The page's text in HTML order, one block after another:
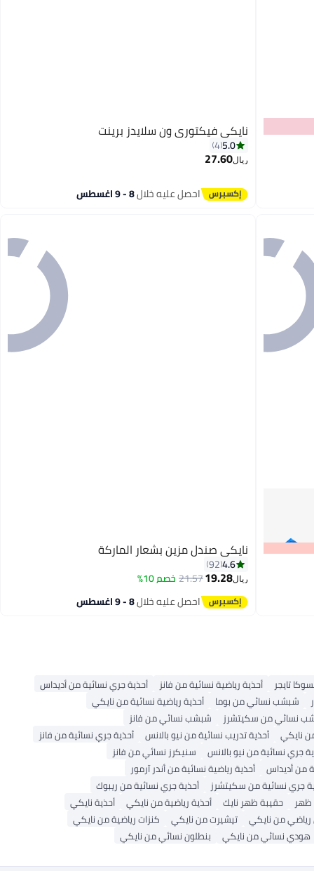
نايكي فيكتوري ون سلايدز برينت
5.0
4
ريال27.60
احصل عليه خلال8 - 9 اغسطس
4
نايكي صندل مزين بشعار الماركة
4.6
92
ريال19.28
21.57 خصم 10%
احصل عليه خلال8 - 9 اغسطس
تايجر أحذية رياضية نسائية من فانز
أحذية جري نسائية من أديداس
شبشب نسائي من بوما
أحذية رياضية نسائية من نايكي
نسائي من سكيتشرز
شبشب نسائي من فانز
نايكي أحذية تدريب نسائية من نيو بالانس
أحذية جري نسائية من فانز
جري نسائية من نيو بالانس
سنيكرز نسائي من فانز
من أديداس
أحذية رياضية نسائية من أندر آرمور
جري نسائية من سكيتشرز
أحذية جري نسائية من ريبوك
ظهر حقيبة ظهر نايك أحذية رياضية من نايكي
أحذية نايكي
رياضي من نايكي تيشيرت من نايكي
كنزات رياضية من نايكي
هودي نسائي من نايكي
بنطلون نسائي من نايكي